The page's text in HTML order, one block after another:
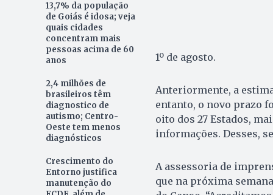
13,7% da população
de Goiás é idosa; veja
quais cidades
concentram mais
pessoas acima de 60
anos
2,4 milhões de
brasileiros têm
diagnostico de
autismo; Centro-
Oeste tem menos
diagnósticos
Crescimento do
Entorno justifica
manutenção do
1º de agosto.
Anteriormente, a
entanto, o novo prazo
oito dos 27 Estados,
informações. Desses,
A assessoria de
que na próxima